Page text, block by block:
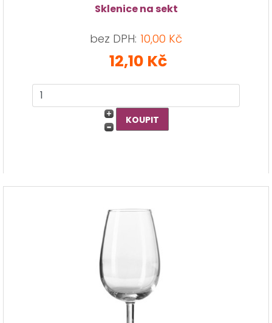
Sklenice na sekt
bez DPH: 10,00 Kč
12,10 Kč